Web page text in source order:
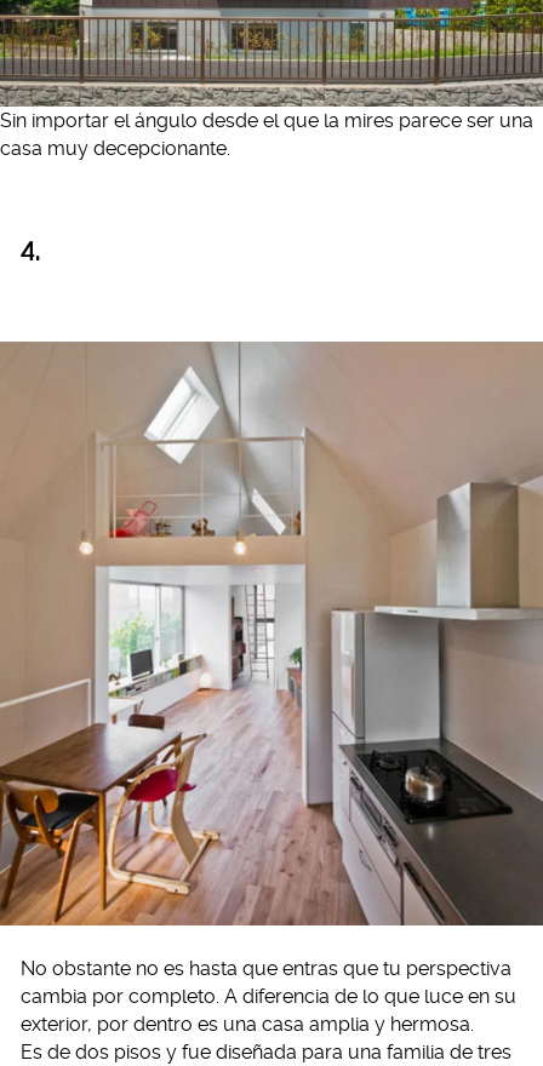
Sin importar el ángulo desde el que la mires parece ser una
casa muy decepcionante.
4.
No obstante no es hasta que entras que tu perspectiva
cambia por completo. A diferencia de lo que luce en su
exterior, por dentro es una casa amplia y hermosa.
Es de dos pisos y fue diseñada para una familia de tres